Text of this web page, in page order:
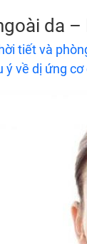
da
tiết và
ý về dị ứng cơ